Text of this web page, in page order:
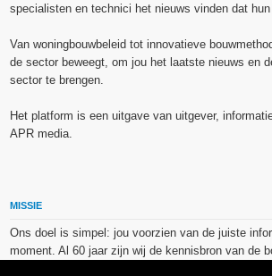
specialisten en technici het nieuws vinden dat hun
Van woningbouwbeleid tot innovatieve
de sector beweegt, om jou het laatste nieuws en
sector te brengen.
Het platform is een uitgave van uitgever,
APR media.
MISSIE
Ons doel is simpel: jou voorzien van de juiste
moment. Al 60 jaar zijn wij de kennisbron van de